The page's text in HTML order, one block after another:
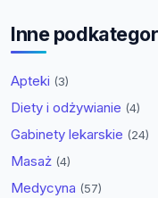
Inne
Apteki (3)
Diety i odżywianie (4)
Gabinety lekarskie (24)
Masaż (4)
Medycyna (57)